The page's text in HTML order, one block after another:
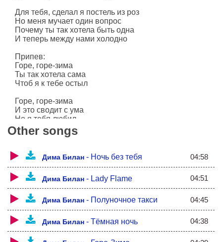
Для тебя, сделал я постель из роз
Но меня мучает один вопрос
Почему ты так хотела быть одна
И теперь между нами холодно
Припев:
Горе, горе-зима
Ты так хотела сама
Чтоб я к тебе остыл
Горе, горе-зима
И это сводит с ума
Но я тебя любил
Горе, горе-зима
Метели за окном
Горе, горе-зима
Ты виновата сама
Мы больше не вдвоем
Извини, что делить нам нечего
Позвони, только не отвечу я
Other songs
Дима Билан - Ночь без тебя 04:58
Дима Билан - Lady Flame 04:51
Дима Билан - Полуночное такси 04:45
Дима Билан - Тёмная ночь 04:38